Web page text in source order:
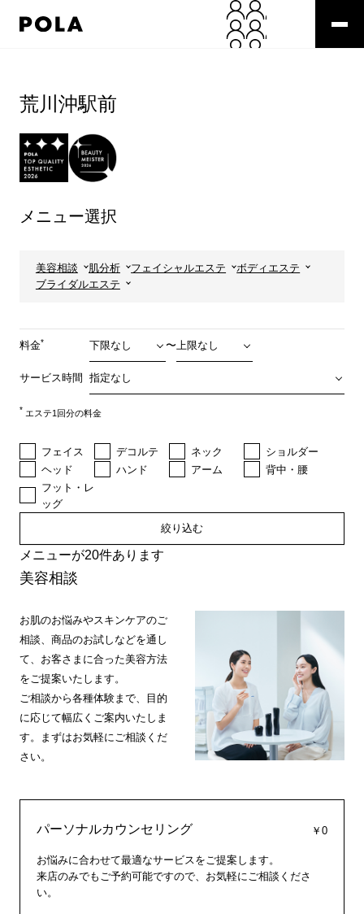
荒川沖駅前
メニュー選択
美容相談 肌分析 フェイシャルエステ
ボディエステ
ブライダルエステ
料金* 〜
サービス時間
* エステ1回分の料金
フェイス デコルテ ネック
ショルダー
ヘッド
ハンド アーム
背中・腰
フット・レ
ッグ
絞り込む
メニューが20件あります
美容相談
お肌のお悩みやスキンケアのご
相談、商品のお試しなどを通し
て、お客さまに合った美容方法
をご提案いたします。
ご相談から各種体験まで、目的
に応じて幅広くご案内いたしま
す。まずはお気軽にご相談くだ
さい。
パーソナルカウンセリング ￥0
お悩みに合わせて最適なサービスをご提案します。
来店のみでもご予約可能ですので、お気軽にご相談くださ
い。